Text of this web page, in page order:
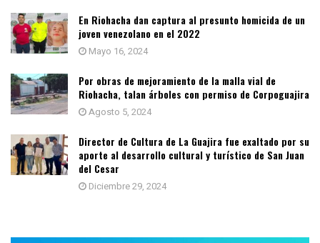
En Riohacha dan captura al presunto homicida de un
joven venezolano en el 2022
Mayo 16, 2024
Por obras de mejoramiento de la malla vial de
Riohacha, talan árboles con permiso de Corpoguajira
Agosto 5, 2024
Director de Cultura de La Guajira fue exaltado por su
aporte al desarrollo cultural y turístico de San Juan
del Cesar
Diciembre 29, 2024